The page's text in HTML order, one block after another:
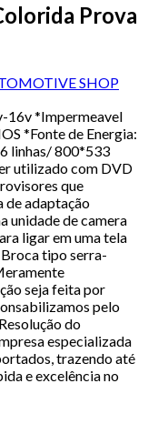
Prova
SHOP
16v *Impermeavel
*Fonte de Energia:
linhas/ 800*533
utilizado com DVD
que
de adaptação
unidade de camera
ligar em uma tela
tipo serra-
seja feita por
pelo
do
especializada
trazendo até
e excelência no